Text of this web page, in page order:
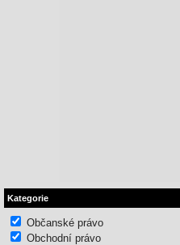
Kategorie
Občanské právo
Obchodní právo